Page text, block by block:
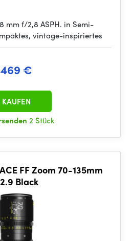
mm f/2,8 ASPH. in Semi-
vintage-inspiriertes
469 €
2 Stück
KAUFEN
FF Zoom 70-135mm
Black